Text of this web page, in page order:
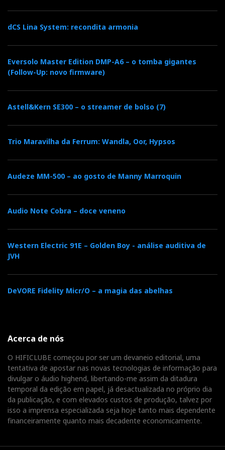
PORTUGÁUDIO 2012 - LUIS PIRES&JON
STANZA
Abrir Portugáudio Partes 1 e 2 nos Artigos
Relacionados
c
e
b
i
t
t
o
g
l
n
k
e
P
i
n
t
e
dCS Lina System: recondita armonia
Eversolo Master Edition DMP-A6 – o tomba gigantes
(Follow-Up: novo firmware)
Astell&Kern SE300 – o streamer de bolso (7)
Trio Maravilha da Ferrum: Wandla, Oor, Hypsos
Audeze MM-500 – ao gosto de Manny Marroquin
Audio Note Cobra – doce veneno
Western Electric 91E – Golden Boy - análise auditiva de
JVH
DeVORE Fidelity Micr/O – a magia das abelhas
Acerca de nós
O HIFICLUBE começou por ser um devaneio editorial, uma
tentativa de apostar nas novas tecnologias de informação para
divulgar o áudio highend, libertando-me assim da ditadura
temporal da edição em papel, já desactualizada no próprio dia
da publicação, e com elevados custos de produção, talvez por
isso a imprensa especializada seja hoje tanto mais dependente
financeiramente quanto mais decadente economicamente.